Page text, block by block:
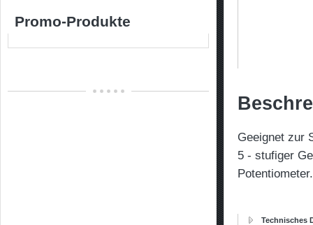
Promo-Produkte
Geeignet zur
5 - stufiger
Technisches